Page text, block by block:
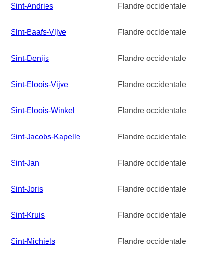
Sint-Andries Flandre occidentale
Sint-Baafs-Vijve Flandre occidentale
Sint-Denijs Flandre occidentale
Sint-Eloois-Vijve Flandre occidentale
Sint-Eloois-Winkel Flandre occidentale
Sint-Jacobs-Kapelle Flandre occidentale
Sint-Jan Flandre occidentale
Sint-Joris Flandre occidentale
Sint-Kruis Flandre occidentale
Sint-Michiels Flandre occidentale